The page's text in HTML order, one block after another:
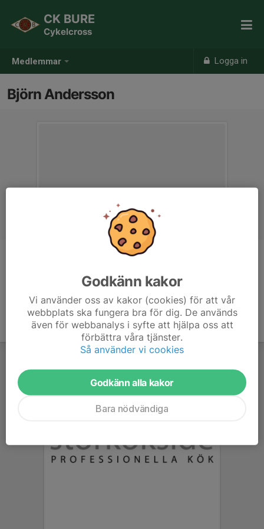
Medlemmar Logga in
CK BURE
Cykelcross
Björn Andersson
Godkänn kakor
Vi använder oss av kakor (cookies) för att vår
webbplats ska fungera bra för dig. De används
även för webbanalys i syfte att hjälpa oss att
förbättra våra tjänster.
Så använder vi cookies
Godkänn alla kakor
Bara nödvändiga